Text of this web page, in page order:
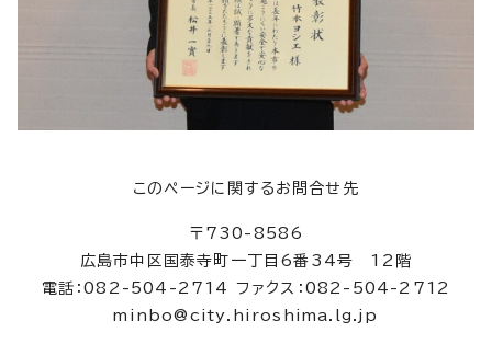
このページに関するお問合せ先
〒730-8586
広島市中区国泰寺町一丁目6番34号 12階
電話：082-504-2714 ファクス：082-504-2712
minbo@city.hiroshima.lg.jp